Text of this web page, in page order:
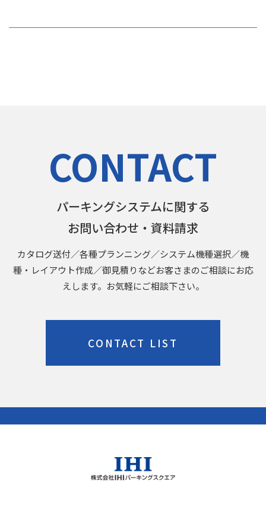
CONTACT
パーキングシステムに関する
お問い合わせ・資料請求
カタログ送付／各種プランニング／システム機種選択／機
種・レイアウト作成／御見積りなどお客さまのご相談にお応
えします。お気軽にご相談下さい。
CONTACT LIST